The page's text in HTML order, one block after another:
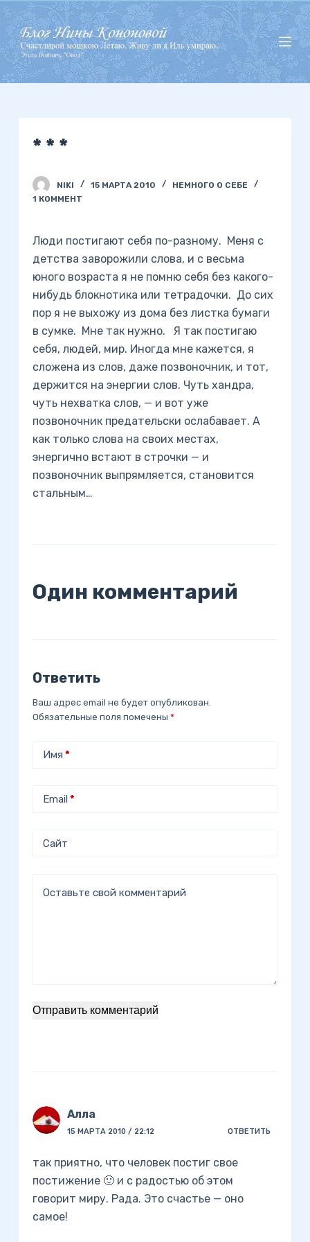
П
е
р
е
й
* * *
NIKI 15 МАРТА 2010
НЕМНОГО О СЕБЕ
1 КОММЕНТ
Люди постигают себя по-разному. Меня с
детства заворожили слова, и с весьма
юного возраста я не помню себя без какого-
нибудь блокнотика или тетрадочки. До сих
пор я не выхожу из дома без листка бумаги
в сумке. Мне так нужно. Я так постигаю
себя, людей, мир. Иногда мне кажется, я
сложена из слов, даже позвоночник, и тот,
держится на энергии слов. Чуть хандра,
чуть нехватка слов, — и вот уже
позвоночник предательски ослабавает. А
как только слова на своих местах,
энергично встают в строчки — и
позвоночник выпрямляется, становится
стальным…
Один комментарий
Ответить
Ваш адрес email не будет опубликован.
Обязательные поля помечены *
Имя *
Email*
Сайт
Оставьте свой комментарий
Отправить комментарий
Алла
15 МАРТА 2010 / 22:12 ОТВЕТИТЬ
так приятно, что человек постиг свое
постижение 🙂 и с радостью об этом
говорит миру. Рада. Это счастье — оно
самое!